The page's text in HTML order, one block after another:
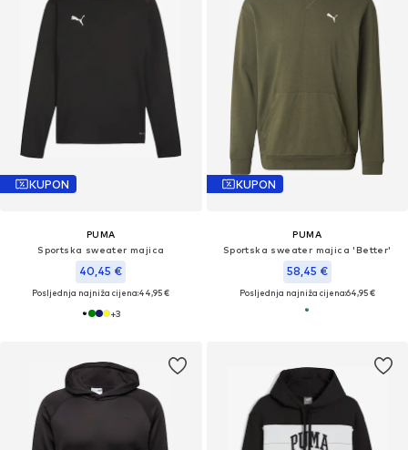
KUPON
PUMA
Sportska sweater majica
40,45 €
Posljednja najniža cijena:44,95 €
+3
KUPON
PUMA
Sportska sweater majica 'Better'
58,45 €
Posljednja najniža cijena:64,95 €